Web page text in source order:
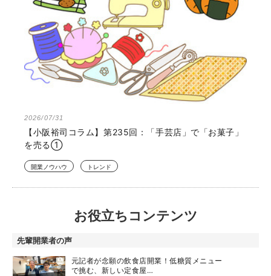
2026/07/31
【小阪裕司コラム】第235回：「手芸店」で「お菓子」
を売る①
開業ノウハウ トレンド
お役立ちコンテンツ
先輩開業者の声
元記者が念願の飲食店開業！低糖質メニュー
で挑む、新しい定食屋…